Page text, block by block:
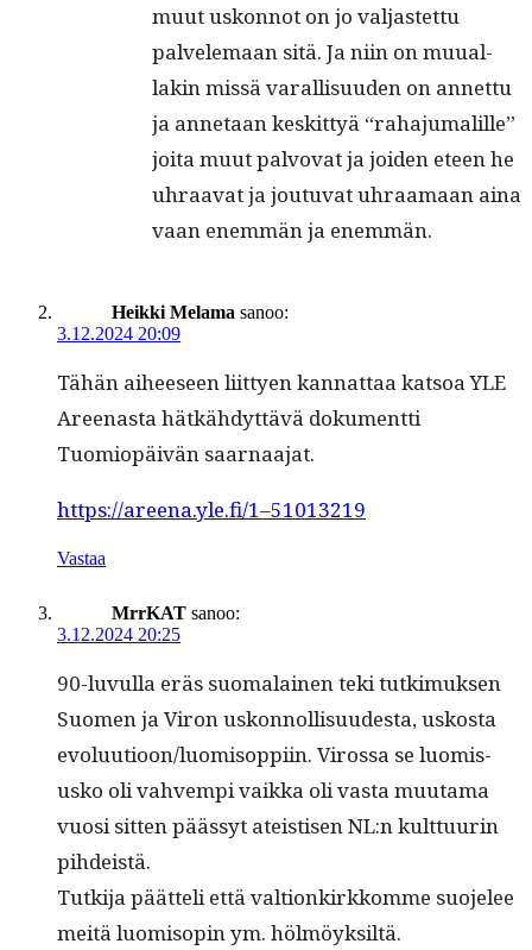
muut uskon­not on jo val­jastet­tu
palvele­maan sitä. Ja niin on muual­
lakin mis­sä var­al­lisu­u­den on annet­tu
ja annetaan keskit­tyä “raha­ju­malille”
joi­ta muut palvo­vat ja joiden eteen he
uhraa­vat ja joutu­vat uhraa­maan aina
vaan enem­män ja enemmän.
Heikki Melama sanoo:
3.12.2024 20:09
Tähän aiheeseen liit­tyen kan­nat­taa kat­soa YLE
Areenas­ta hätkähdyt­tävä doku­ment­ti
Tuomiopäivän saarnaajat.
https://areena.yle.fi/1–51013219
Vastaa
MrrKAT sanoo:
3.12.2024 20:25
90-luvul­la eräs suo­ma­lainen teki tutkimuk­sen
Suomen ja Viron uskon­nol­lisu­ud­es­ta, uskos­ta
evoluutioon/luomisoppiin. Virossa se luomis­
usko oli vahvem­pi vaik­ka oli vas­ta muu­ta­ma
vuosi sit­ten päässyt ateis­tisen NL:n kult­tuurin
pihdeistä.
Tutk­i­ja päät­teli että val­tionkirkkomme suo­jelee
meitä luomisopin ym. hölmöyksiltä.